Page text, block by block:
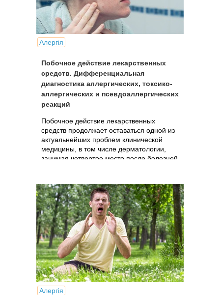
Алергія
Побочное действие лекарственных
средств. Дифференциальная
диагностика аллергических, токсико-
аллергических и псевдоаллергических
реакций
Побочное действие лекарственных
средств продолжает оставаться одной из
актуальнейших проблем клинической
медицины, в том числе дерматологии,
занимая четвертое место после болезней
Алергія